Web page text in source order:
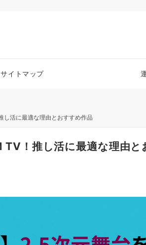
サイトマップ
し活に最適な理由とおすすめ作品
！推し活に最適な理由と